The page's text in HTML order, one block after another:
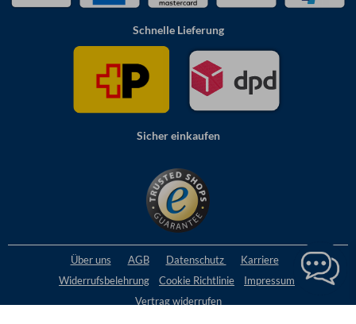
Schnelle Lieferung
Sicher einkaufen
Über uns AGB Datenschutz
Karriere
Widerrufsbelehrung
Cookie Richtlinie
Impressum
Vertrag widerrufen